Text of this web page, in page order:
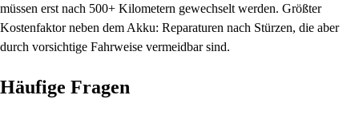
müssen erst nach 500+ Kilometern gewechselt werden. Größter
Kostenfaktor neben dem Akku: Reparaturen nach Stürzen, die aber
durch vorsichtige Fahrweise vermeidbar sind.
Häufige Fragen